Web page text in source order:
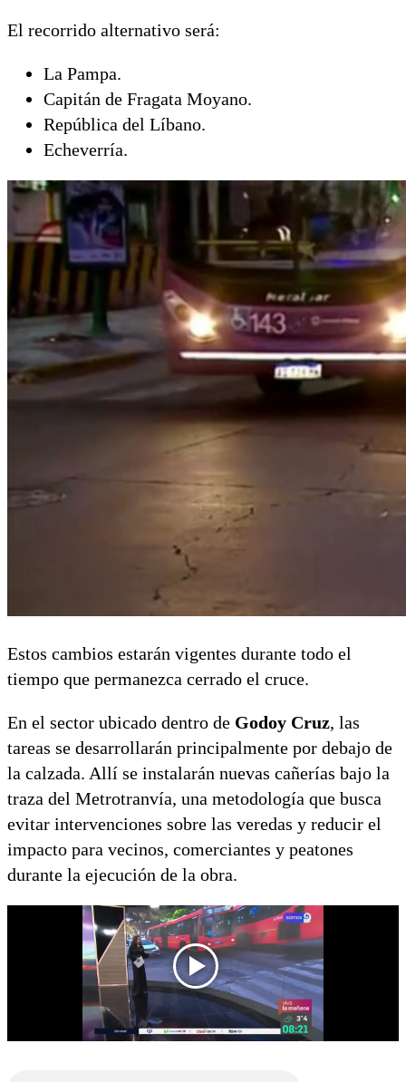
El recorrido alternativo será:
La Pampa.
Capitán de Fragata Moyano.
República del Líbano.
Echeverría.
Estos cambios estarán vigentes durante todo el
tiempo que permanezca cerrado el cruce.
En el sector ubicado dentro de Godoy Cruz, las
tareas se desarrollarán principalmente por debajo de
la calzada. Allí se instalarán nuevas cañerías bajo la
traza del Metrotranvía, una metodología que busca
evitar intervenciones sobre las veredas y reducir el
impacto para vecinos, comerciantes y peatones
durante la ejecución de la obra.